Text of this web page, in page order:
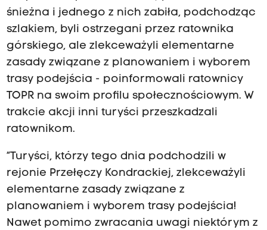
śnieżna i jednego z nich zabiła, podchodząc
szlakiem, byli ostrzegani przez ratownika
górskiego, ale zlekceważyli elementarne
zasady związane z planowaniem i wyborem
trasy podejścia - poinformowali ratownicy
TOPR na swoim profilu społecznościowym. W
trakcie akcji inni turyści przeszkadzali
ratownikom.
“Turyści, którzy tego dnia podchodzili w
rejonie Przełęczy Kondrackiej, zlekceważyli
elementarne zasady związane z
planowaniem i wyborem trasy podejścia!
Nawet pomimo zwracania uwagi niektórym z